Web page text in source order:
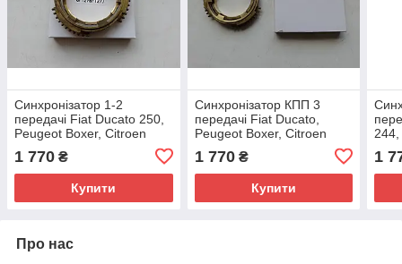
Синхронізатор 1-2
передачі Fiat Ducato 250,
Peugeot Boxer, Citroen
JTD/HDi, 9467633588, GP,
Італія
1 770 ₴
Купити
Синхронізатор КПП 3
передачі Fiat Ducato,
Peugeot Boxer, Citroen
2.2/2.3JTD/HDi,
9567437888, GP, Італія
1 770₴
Купити
1
Про нас